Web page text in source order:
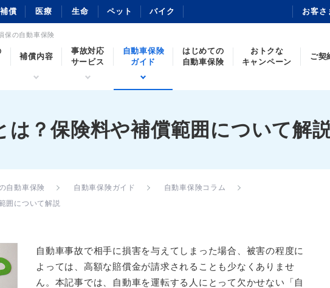
償 医療 生命 ペット バイク お客さ
保の自動車保険
補償内容
事故対応
サービス
自動車保険
ガイド
はじめての
自動車保険
おトクな
キャンペーン
ご契
は？保険料や補償範囲について解
自動車保険 自動車保険ガイド
自動車保険コラム
囲について解説
自動車事故で相手に損害を与えてしまった場合、被害の程度に
よっては、高額な賠償金が請求されることも少なくありませ
ん。本記事では、自動車を運転する人にとって欠かせない「自